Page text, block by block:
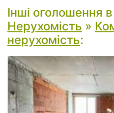
Інші оголошення в
Нерухомість »
нерухомість: